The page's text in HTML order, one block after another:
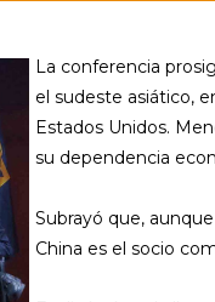
La conferencia
el sudeste asiático,
Estados Unidos.
su dependencia
Subrayó que,
China es el socio